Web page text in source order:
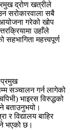
द्रोण खत्रीले
सरोकारवाला सबै
गरेको खोप
उहाँले
महत्त्वपूर्ण
सञ्चालन गर्न लागेको
भाइरस विरुद्धको
बताउनुभयो।
र विद्यालय बाहिर
भएको छ।